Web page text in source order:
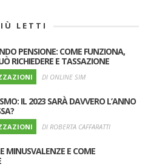
LETTI
PENSIONE: COME FUNZIONA,
RICHIEDERE E TASSAZIONE
DI ONLINE SIM
IL 2023 SARÀ DAVVERO L’ANNO
DI ROBERTA CAFFARATTI
MINUSVALENZE E COME